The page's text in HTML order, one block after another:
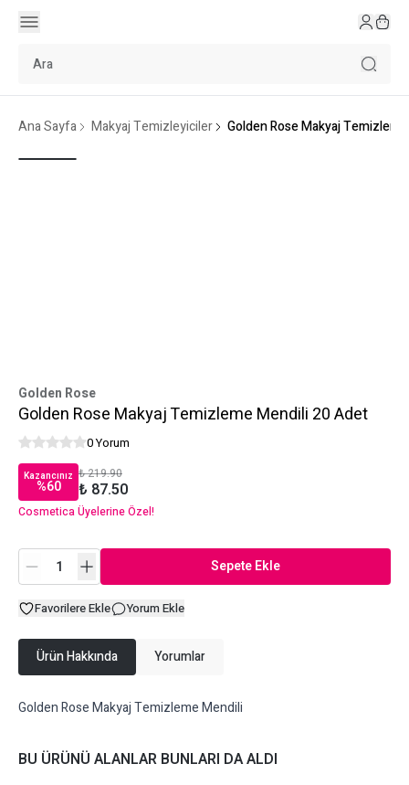
Ana Sayfa Makyaj Temizleyiciler Golden Rose Makyaj
Golden Rose
Golden Rose Makyaj Temizleme Mendili 20 Adet
0 Yorum
Kazancınız
%60
₺ 219.90
₺ 87.50
Cosmetica Üyelerine Özel!
Sepete Ekle
Favorilere Ekle Yorum Ekle
Ürün Hakkında Yorumlar
Golden Rose Makyaj Temizleme Mendili
BU ÜRÜNÜ ALANLAR BUNLARI DA ALDI